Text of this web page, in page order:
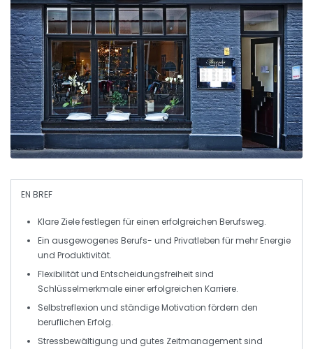
EN BREF
Klare Zielefestlegen für einen erfolgreichen Berufsweg.
Ein ausgewogenes Berufs- und Privatleben für mehrEnergie
und Produktivität.
Flexibilität und Entscheidungsfreiheit sind
Schlüsselmerkmale einer erfolgreichen Karriere.
Selbstreflexion und ständigeMotivation fördern den
beruflichen Erfolg.
Stressbewältigung und gutes Zeitmanagement sind